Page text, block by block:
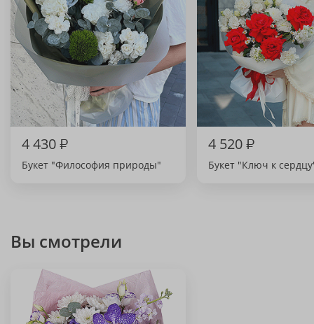
4 430₽
Букет "Философия природы"
4 520₽
Букет "Ключ к
Вы смотрели